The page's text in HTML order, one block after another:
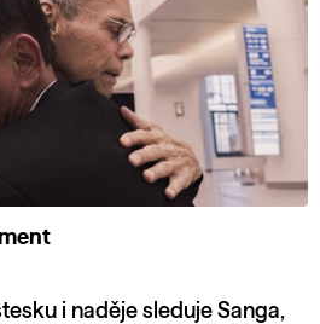
i naděje sleduje Sanga,